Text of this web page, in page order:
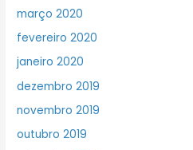
março 2020
fevereiro 2020
janeiro 2020
dezembro 2019
novembro 2019
outubro 2019